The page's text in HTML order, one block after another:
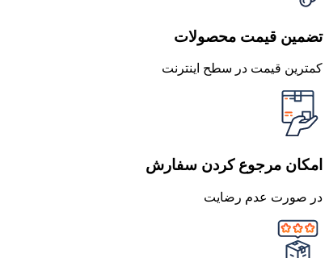
تضمین قیمت محصولات
کمترین قیمت در سطح اینترنت
امکان مرجوع کردن سفارش
در صورت عدم رضایت